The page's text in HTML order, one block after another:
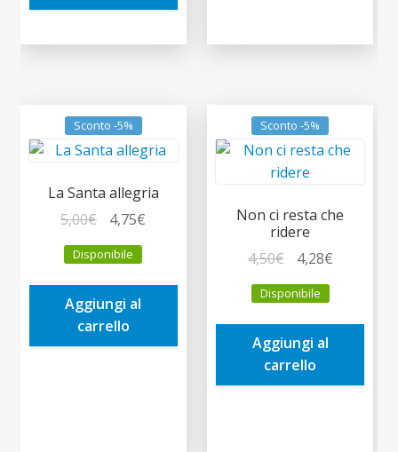
Sconto -5%
La Santa allegria
5,00€
prezzo
originale
era:
5,00€.
4,75€
è:
Disponibile
Aggiungi al
carrello
Sconto -5%
Non ci resta che
ridere
4,50€
prezzo
originale
era:
4,50€.
4,28€Il
è:
Disponibile
Aggiungi al
carrello